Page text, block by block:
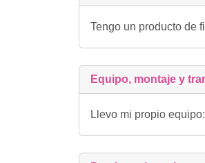
Tengo un producto de
Equipo, montaje y
Llevo mi propio